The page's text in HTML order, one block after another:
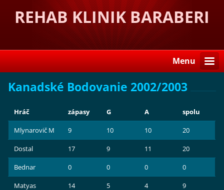
REHAB KLINIK BARABERI
Menu
Kanadské Bodovanie 2002/2003
Hráč zápasy G A spolu
Mlynarovič M 9 10 10 20
Dostal 17 9 11 20
Bednar 0 0 0 0
Matyas 14 5 4 9